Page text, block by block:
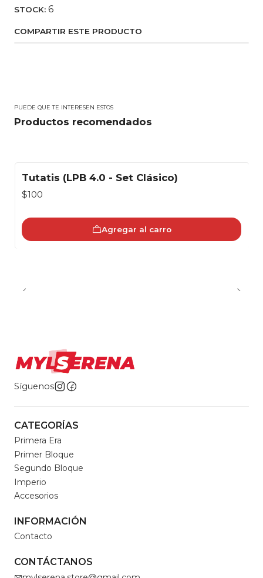
STOCK: 6
COMPARTIR ESTE PRODUCTO
PUEDE QUE TE INTERESEN ESTOS
Productos recomendados
Tutatis (LPB 4.0 - Set Clásico)
$100
Agregar al carro
Síguenos
CATEGORÍAS
Primera Era
Primer Bloque
Segundo Bloque
Imperio
Accesorios
INFORMACIÓN
Contacto
CONTÁCTANOS